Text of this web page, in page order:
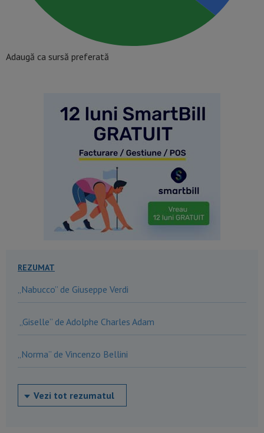
Adaugă ca sursă preferată
REZUMAT
„Nabucco” de Giuseppe Verdi
„Giselle” de Adolphe Charles Adam
„Norma” de Vincenzo Bellini
Vezi tot rezumatul